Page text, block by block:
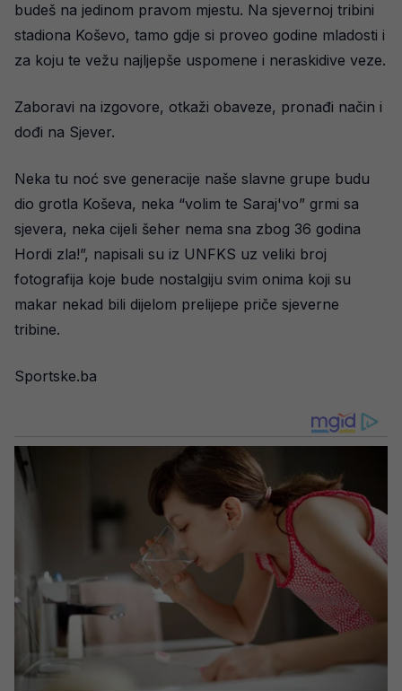
budeš na jedinom pravom mjestu. Na sjevernoj tribini
stadiona Koševo, tamo gdje si proveo godine mladosti i
za koju te vežu najljepše uspomene i neraskidive veze.
Zaboravi na izgovore, otkaži obaveze, pronađi način i
dođi na Sjever.
Neka tu noć sve generacije naše slavne grupe budu
dio grotla Koševa, neka “volim te Saraj'vo” grmi sa
sjevera, neka cijeli šeher nema sna zbog 36 godina
Hordi zla!”, napisali su iz UNFKS uz veliki broj
fotografija koje bude nostalgiju svim onima koji su
makar nekad bili dijelom prelijepe priče sjeverne
tribine.
Sportske.ba